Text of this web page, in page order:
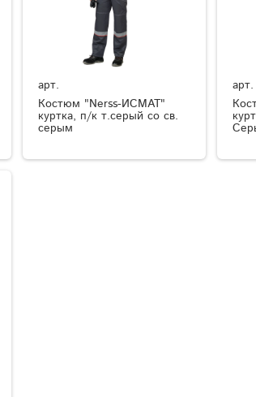
арт.
Костюм "Nerss-ИСМАТ"
куртка, п/к т.серый со св.
серым
арт.